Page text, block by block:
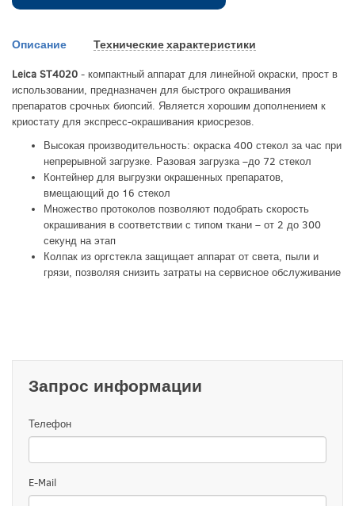
Описание Технические характеристики
Leica ST4020 - компактный аппарат для линейной окраски, прост в
использовании, предназначен для быстрого окрашивания
препаратов срочных биопсий. Является хорошим дополнением к
криостату для экспресс-окрашивания криосрезов.
Высокая производительность: окраска 400 стекол за час при
непрерывной загрузке. Разовая загрузка –до 72 стекол
Контейнер для выгрузки окрашенных препаратов,
вмещающий до 16 стекол
Множество протоколов позволяют подобрать скорость
окрашивания в соответствии с типом ткани – от 2 до 300
секунд на этап
Колпак из оргстекла защищает аппарат от света, пыли и
грязи, позволяя снизить затраты на сервисное обслуживание
Запрос информации
Телефон
E-Mail